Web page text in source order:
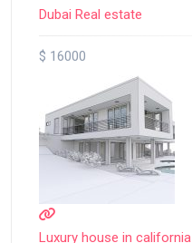
Dubai Real estate
$ 16000
Luxury house in california